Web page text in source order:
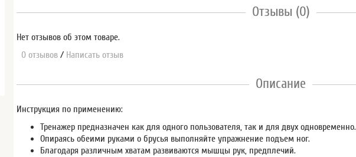
Отзывы (0)
Нет отзывов об этом товаре.
0 отзывов / Написать отзыв
Описание
Инструкция по применению:
Тренажер предназначен как для одного пользователя, так и для двух одновременно.
Опираясь обеими руками о брусья выполняйте упражнение подъем ног.
Благодаря различным хватам развиваются мышцы рук, предплечий.